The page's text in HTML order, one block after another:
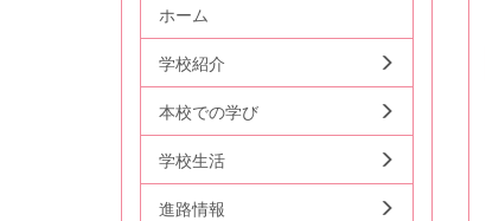
ホーム
学校紹介
本校での学び
学校生活
進路情報